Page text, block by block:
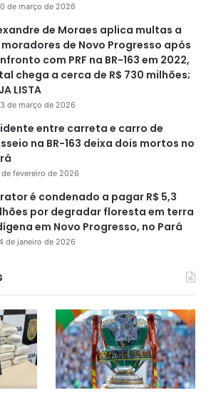
de março de 2026
de Moraes aplica multas a
moradores de Novo Progresso após
com PRF na BR-163 em 2022,
chega a cerca de R$ 730 milhões;
LISTA
de março de 2026
entre carreta e carro de
na BR-163 deixa dois mortos no
de fevereiro de 2026
é condenado a pagar R$ 5,3
por degradar floresta em terra
em Novo Progresso, no Pará
de janeiro de 2026